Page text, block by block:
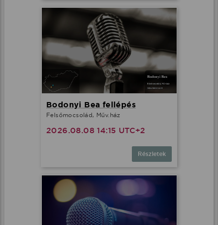
Bodonyi Bea fellépés
Felsőmocsolád, Műv.ház
2026.08.08 14:15 UTC+2
Részletek